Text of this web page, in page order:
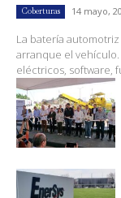
Coberturas 14 mayo,
La batería
arranque el
eléctricos, software,